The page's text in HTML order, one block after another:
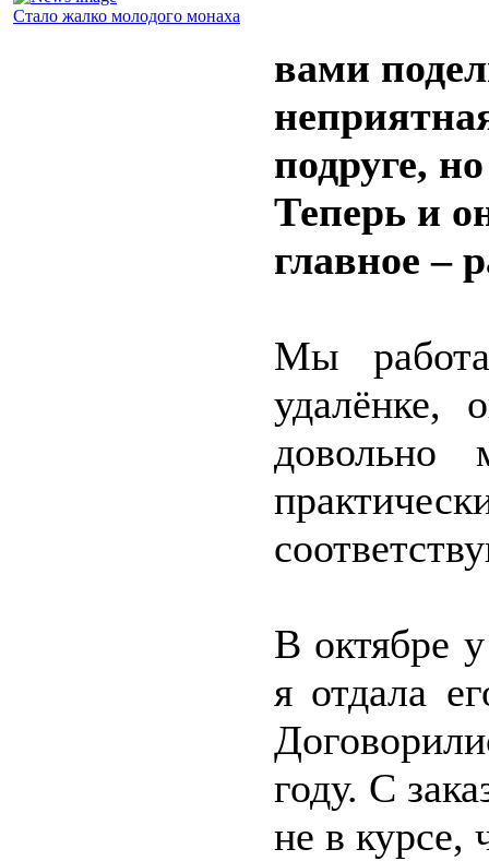
Стало жалко молодого монаха
вами
подруге,
Теперь и
главное –
Мы
удалёнке,
В октябре
я отдала
году. С
не в курсе,